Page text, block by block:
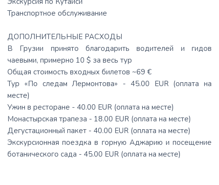
Транспортное обслуживание
ДОПОЛНИТЕЛЬНЫЕ РАСХОДЫ
В Грузии принято благодарить водителей и гидов
чаевыми, примерно 10 $ за весь тур
Общая стоимость входных билетов ~69 €
Тур «По следам Лермонтова» - 45.00 EUR (оплата на
месте)
Ужин в ресторане - 40.00 EUR (оплата на месте)
Монастырская трапеза - 18.00 EUR (оплата на месте)
Дегустационный пакет - 40.00 EUR (оплата на месте)
Экскурсионная поездка в горную Аджарию и посещение
ботанического сада - 45.00 EUR (оплата на месте)